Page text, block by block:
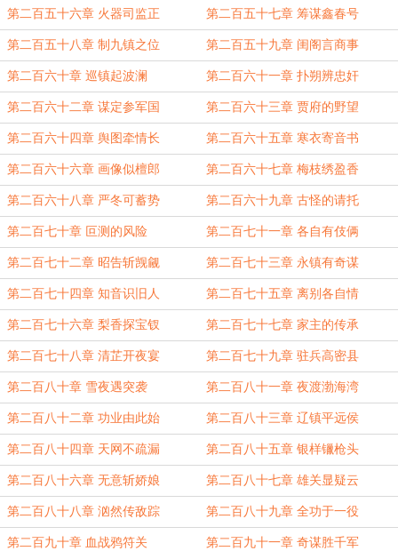
第二百五十六章 火器司监正 第二百五十七章 筹谋鑫春号
第二百五十八章 制九镇之位 第二百五十九章 闺阁言商事
第二百六十章 巡镇起波澜 第二百六十一章 扑朔辨忠奸
第二百六十二章 谋定参军国 第二百六十三章 贾府的野望
第二百六十四章 舆图牵情长 第二百六十五章 寒衣寄音书
第二百六十六章 画像似檀郎 第二百六十七章 梅枝绣盈香
第二百六十八章 严冬可蓄势 第二百六十九章 古怪的请托
第二百七十章 叵测的风险 第二百七十一章 各自有伎俩
第二百七十二章 昭告斩觊觎 第二百七十三章 永镇有奇谋
第二百七十四章 知音识旧人 第二百七十五章 离别各自情
第二百七十六章 梨香探宝钗 第二百七十七章 家主的传承
第二百七十八章 清芷开夜宴 第二百七十九章 驻兵高密县
第二百八十章 雪夜遇突袭 第二百八十一章 夜渡渤海湾
第二百八十二章 功业由此始 第二百八十三章 辽镇平远侯
第二百八十四章 天网不疏漏 第二百八十五章 银样镴枪头
第二百八十六章 无意斩娇娘 第二百八十七章 雄关显疑云
第二百八十八章 汹然传敌踪 第二百八十九章 全功于一役
第二百九十章 血战鸦符关 第二百九十一章 奇谋胜千军